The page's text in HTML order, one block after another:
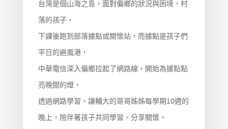
台灣是個山海之島，面對偏鄉的狀況與困境，村
落的孩子，
下課後跑到部落據點或關懷站，而據點是孩子們
平日的避風港，
中華電信深入偏鄉拉起了網路線，開始為據點點
亮晚間的燈，
透過網路學習，讓輔大的哥哥姊姊每學期10週的
晚上，陪伴著孩子共同學習、分享關懷。